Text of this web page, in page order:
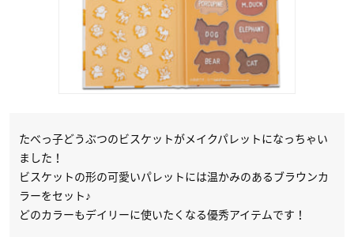
たべっ子どうぶつのビスケットがメイクパレットになっちゃい
ました！
ビスケットの形の可愛いパレットには温かみのあるブラウンカ
ラーをセット♪
どのカラーもデイリーに使いたくなる優秀アイテムです！​